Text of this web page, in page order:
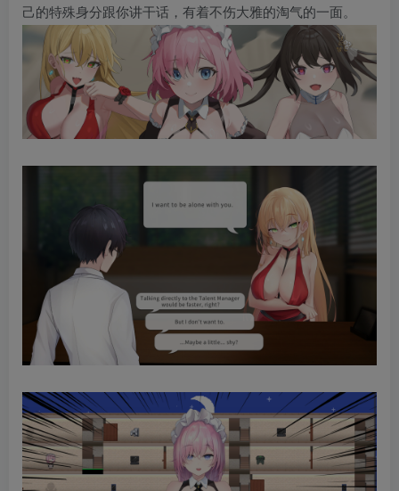
己的特殊身分跟你讲干话，有着不伤大雅的淘气的一面。